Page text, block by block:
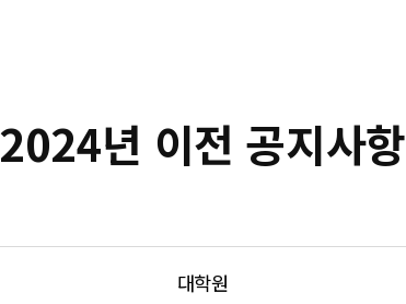
2024년 이전 공지사항
대학원